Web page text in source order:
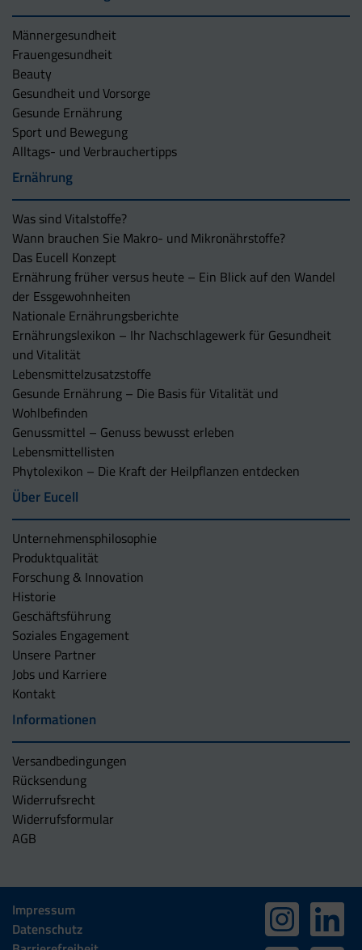
Männergesundheit
Frauengesundheit
Beauty
Gesundheit und Vorsorge
Gesunde Ernährung
Sport und Bewegung
Alltags- und Verbrauchertipps
Ernährung
Was sind Vitalstoffe?
Wann brauchen Sie Makro- und Mikronährstoffe?
Das Eucell Konzept
Ernährung früher versus heute – Ein Blick auf den Wandel
der Essgewohnheiten
Nationale Ernährungsberichte
Ernährungslexikon – Ihr Nachschlagewerk für Gesundheit
und Vitalität
Lebensmittelzusatzstoffe
Gesunde Ernährung – Die Basis für Vitalität und
Wohlbefinden
Genussmittel – Genuss bewusst erleben
Lebensmittellisten
Phytolexikon – Die Kraft der Heilpflanzen entdecken
Über Eucell
Unternehmens­philosophie
Produktqualität
Forschung & Innovation
Historie
Geschäftsführung
Soziales Engagement
Unsere Partner
Jobs und Karriere
Kontakt
Informationen
Versandbedingungen
Rücksendung
Widerrufsrecht
Widerrufsformular
AGB
Impressum
Datenschutz